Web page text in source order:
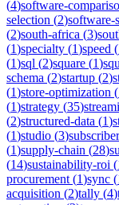
(4)software-
selection (2)software-
(2)south-africa (3)
(1)specialty (1)speed (
(1)sql (2)square (1)
schema (2)startup (2)
(1)store-optimization (
(1)strategy (35)
(2)structured-data (1)
(1)studio (3)subscriber
(1)supply-chain (28)
(14)sustainability-roi (
procurement (1)sync (
acquisition (2)tally (4)